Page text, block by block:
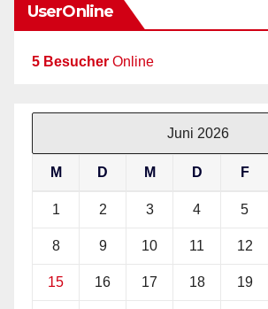
UserOnline
5 Besucher Online
Juni 2026
M D M D F
1 2 3 4 5
8 9 10 11 12
15 16 17 18 19